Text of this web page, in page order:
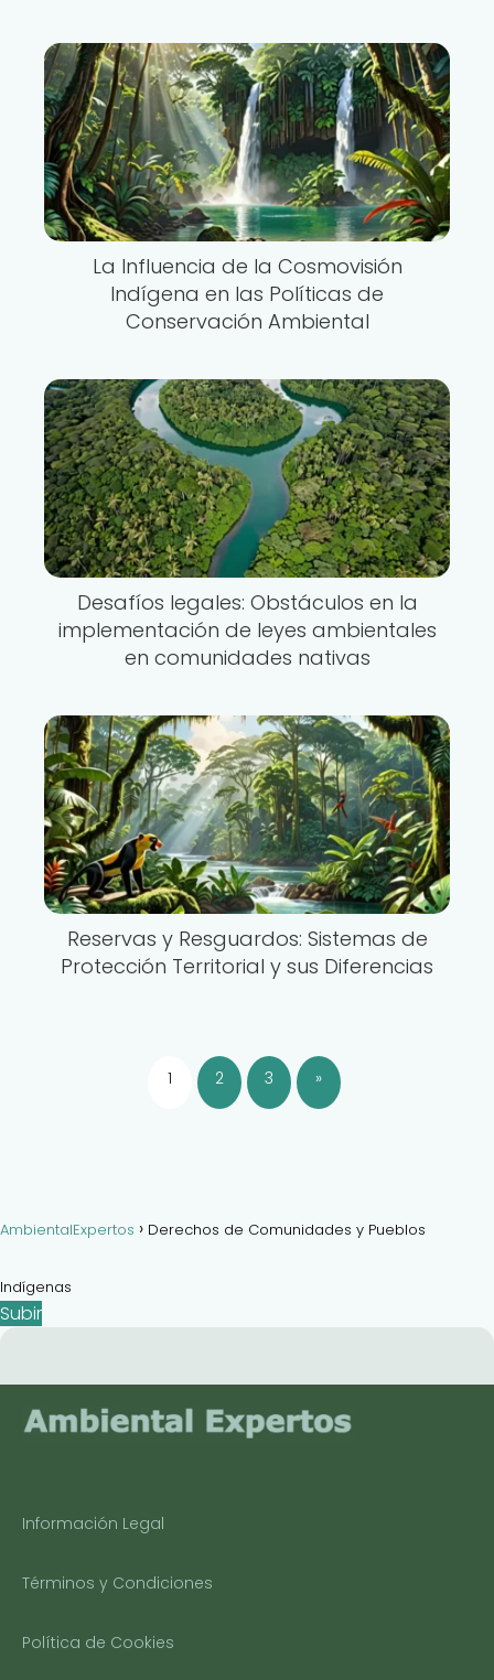
La Influencia de la Cosmovisión
Indígena en las Políticas de
Conservación Ambiental
Desafíos legales: Obstáculos en la
implementación de leyes ambientales
en comunidades nativas
Reservas y Resguardos: Sistemas de
Protección Territorial y sus Diferencias
1 2 3 »
AmbientalExpertos Derechos de Comunidades y Pueblos
Indígenas
Subir
Información Legal
Términos y Condiciones
Política de Cookies